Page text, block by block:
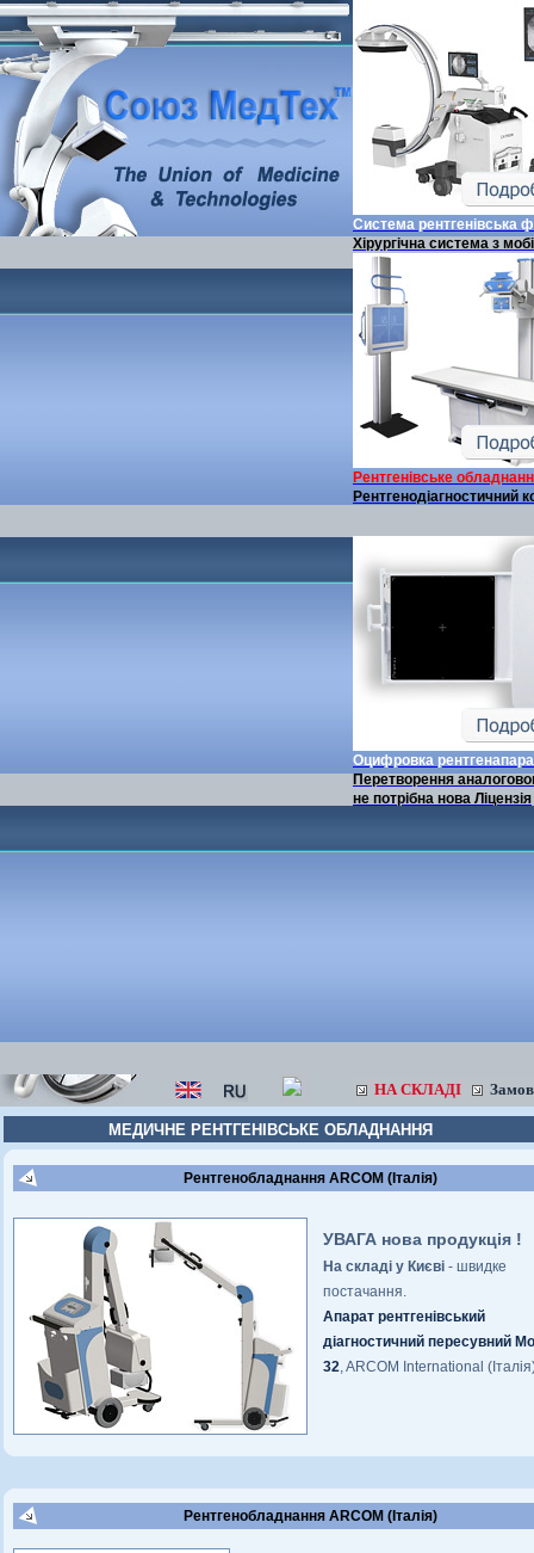
Система рентгенівська
Хірургічна система з
Рентгенівське
Рентгенодіагностичний
Оцифровка
Перетворення
не потрібна нова Ліцензія
НА СКЛАДІ
МЕДИЧНЕ РЕНТГЕНІВСЬКЕ ОБЛАДНАННЯ
Рентгенобладнання ARCOM (Італія)
УВАГА нова продукція !
На складі у Києві- швидке
постачання.
Апарат рентгенівський
діагностичний пересувний
32, ARCOM International
Рентгенобладнання ARCOM (Італія)